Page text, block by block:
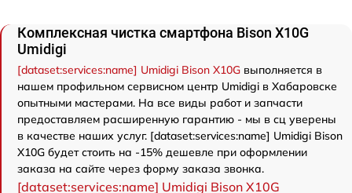
Комплексная чистка смартфона Bison X10G
Umidigi
[dataset:services:name] Umidigi Bison X10G выполняется в
нашем профильном сервисном центр Umidigi в Хабаровске
опытными мастерами. На все виды работ и запчасти
предоставляем расширенную гарантию - мы в сц уверены
в качестве наших услуг. [dataset:services:name] Umidigi Bison
X10G будет стоить на -15% дешевле при оформлении
заказа на сайте через форму заказа звонка.
[dataset:services:name] Umidigi Bison X10G